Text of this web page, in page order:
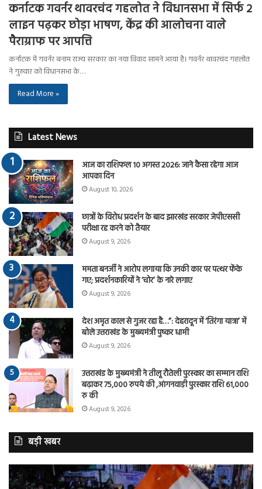
कर्नाटक गवर्नर थावरचंद गहलोत ने विधानसभा में सिर्फ 2
लाइन पढ़कर छोड़ा भाषण, केंद्र की आलोचना वाले
पैराग्राफ पर आपत्ति
कर्नाटक में गवर्नर बनाम राज्य सरकार का नया विवाद सामने आया है। गवर्नर थावरचंद गहलोत
ने गुरुवार को विधानसभा के…
Read More »
Latest News
आज का राशिफल 10 अगस्त 2026: जाने कैसा रहेगा आज
आपका दिन
August 10, 2026
छात्रों के विरोध प्रदर्शन के बाद झारखंड सरकार जेपीएससी
परीक्षा रद्द करने को तैयार
August 9, 2026
ममता बनर्जी ने आरोप लगाया कि उनकी कार पर पत्थर फेंके
गए; प्रदर्शनकारियों ने ‘चोर’ के नारे लगाए
August 9, 2026
देश अमृत काल से गुजर रहा है…”: देहरादून में ‘तिरंगा यात्रा’ में
बोले उत्तराखंड के मुख्यमंत्री पुष्कर धामी
August 9, 2026
उत्तराखंड के मुख्यमंत्री ने तीलू रौतेली पुरस्कार का सम्मान राशि
बढ़ाकर 75,000 रुपये की ,आंगनवाड़ी पुरस्कार राशि 61,000
रु की
August 9, 2026
बड़ी खबर